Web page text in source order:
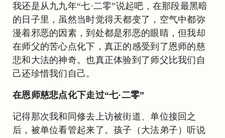
我还是从九九年“七·二零”说起吧，在那段最黑暗
的日子里，虽然当时觉得天都变了，空气中都弥
漫着邪恶的因素，到处都是邪恶的眼睛，但我却
在师父的苦心点化下，真正的感受到了恩师的慈
悲和大法的神奇。也真正体验到了师父比我们自
己还珍惜我们自己。
在恩师慈悲点化下走过“七·二零”
记得那次我和同修去上访被街道、单位接回之
后，被单位看管起来了。孩子（大法弟子）听说